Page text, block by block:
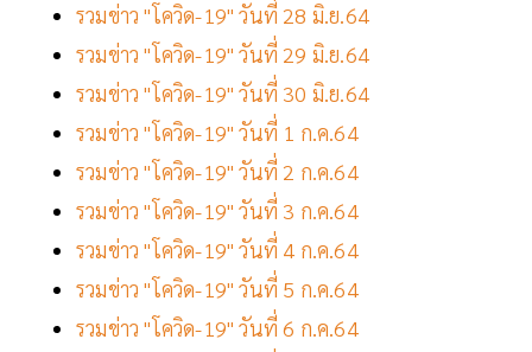
รวมข่าว "โควิด-19" วันที่ 28 มิ.ย.64
รวมข่าว "โควิด-19" วันที่ 29 มิ.ย.64
รวมข่าว "โควิด-19" วันที่ 30 มิ.ย.64
รวมข่าว "โควิด-19" วันที่ 1 ก.ค.64
รวมข่าว "โควิด-19" วันที่ 2 ก.ค.64
รวมข่าว "โควิด-19" วันที่ 3 ก.ค.64
รวมข่าว "โควิด-19" วันที่ 4 ก.ค.64
รวมข่าว "โควิด-19" วันที่ 5 ก.ค.64
รวมข่าว "โควิด-19" วันที่ 6 ก.ค.64